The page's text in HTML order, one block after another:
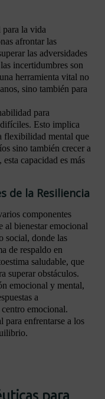
para la vida
afrontar las
las adversidades
incertidumbres son
herramienta vital no
sino también para
para
Esto implica
flexibilidad mental que
sino también crecer a
capacidad es más
de la Resiliencia
componentes
al bienestar emocional
social, donde las
de respaldo en
saludable, que
superar obstáculos.
emocional y mental,
a
emocional.
para enfrentarse a los